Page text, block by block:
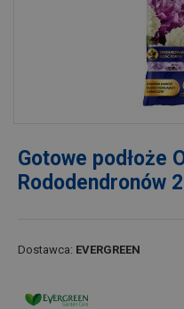
Gotowe podłoże
Rododendronów
Dostawca: EVERGREEN